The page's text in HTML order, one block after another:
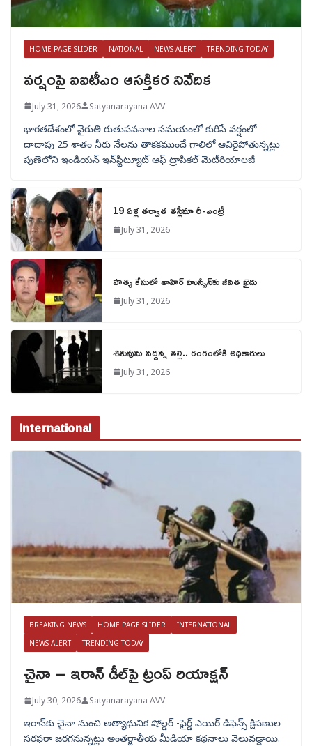
HOME PAGE SLIDER NATIONAL NEWS ALERT TRENDING TODAY
వర్షంపై ఐఐటీఎం ఆసక్తికర నివేదిక
July 31, 2026 Satyanarayana AVV
భారతదేశంలో నైరుతి రుతుపవనాల సమయంలో కురిసే వర్షంలో
దాదాపు 25 శాతం నీరు నేలను తాకకముందే గాలిలో ఆవిరైపోతున్నట్లు
పుణెలోని ఇండియన్ ఇన్‌స్టిట్యూట్ ఆఫ్ ట్రాపికల్ మెటీరియాలజీ
19 ఏళ్ల తర్వాత తస్లీమా రీ-ఎంట్రీ
July 31, 2026
హత్య కేసులో తాహిర్ హుస్సేన్‌కు జీవిత ఖైదు
July 31, 2026
శిశువును వద్దన్న తల్లి.. రంగంలోకి అధికారులు
July 31, 2026
International
BREAKING NEWS HOME PAGE SLIDER
INTERNATIONAL
NEWS ALERT
TRENDING TODAY
చైనా – ఇరాన్ డీల్‌పై ట్రంప్ రియాక్షన్
July 30, 2026 Satyanarayana AVV
ఇరాన్‌కు చైనా నుంచి అత్యాధునిక షోల్డర్‌ -ఫైర్డ్ ఎయిర్ డిఫెన్స్ క్షిపణుల
సరఫరా జరగనున్నట్లు అంతర్జాతీయ మీడియా కథనాలు వెలువడ్డాయి.